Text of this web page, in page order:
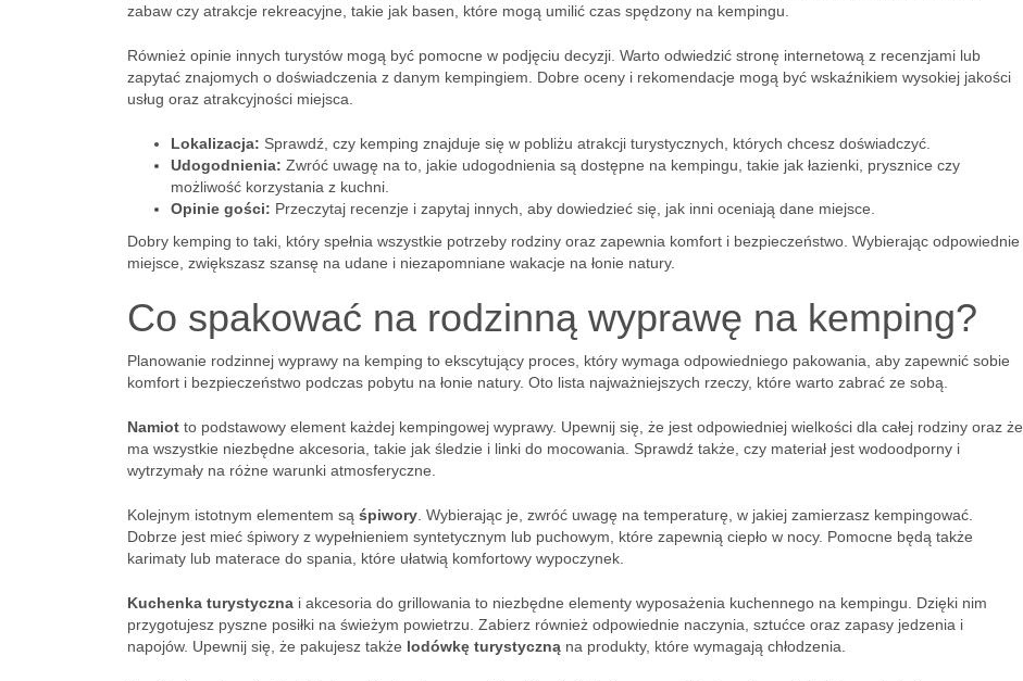
zabaw czy atrakcje rekreacyjne, takie jak basen, które mogą umilić czas spędzony na kempingu.
Również opinie innych turystów mogą być pomocne w podjęciu decyzji. Warto odwiedzić stronę internetową z recenzjami lub
zapytać znajomych o doświadczenia z danym kempingiem. Dobre oceny i rekomendacje mogą być wskaźnikiem wysokiej jakości
usług oraz atrakcyjności miejsca.
Lokalizacja: Sprawdź, czy kemping znajduje się w pobliżu atrakcji turystycznych, których chcesz doświadczyć.
Udogodnienia: Zwróć uwagę na to, jakie udogodnienia są dostępne na kempingu, takie jak łazienki, prysznice czy
możliwość korzystania z kuchni.
Opinie gości: Przeczytaj recenzje i zapytaj innych, aby dowiedzieć się, jak inni oceniają dane miejsce.
Dobry kemping to taki, który spełnia wszystkie potrzeby rodziny oraz zapewnia komfort i bezpieczeństwo. Wybierając odpowiednie
miejsce, zwiększasz szansę na udane i niezapomniane wakacje na łonie natury.
Co spakować na rodzinną wyprawę na kemping?
Planowanie rodzinnej wyprawy na kemping to ekscytujący proces, który wymaga odpowiedniego pakowania, aby zapewnić sobie
komfort i bezpieczeństwo podczas pobytu na łonie natury. Oto lista najważniejszych rzeczy, które warto zabrać ze sobą.
Namiot to podstawowy element każdej kempingowej wyprawy. Upewnij się, że jest odpowiedniej wielkości dla całej rodziny oraz że
ma wszystkie niezbędne akcesoria, takie jak śledzie i linki do mocowania. Sprawdź także, czy materiał jest wodoodporny i
wytrzymały na różne warunki atmosferyczne.
Kolejnym istotnym elementem są śpiwory . Wybierając je, zwróć uwagę na temperaturę, w jakiej zamierzasz kempingować.
Dobrze jest mieć śpiwory z wypełnieniem syntetycznym lub puchowym, które zapewnią ciepło w nocy. Pomocne będą także
karimaty lub materace do spania, które ułatwią komfortowy wypoczynek.
Kuchenka turystyczna i akcesoria do grillowania to niezbędne elementy wyposażenia kuchennego na kempingu. Dzięki nim
przygotujesz pyszne posiłki na świeżym powietrzu. Zabierz również odpowiednie naczynia, sztućce oraz zapasy jedzenia i
napojów. Upewnij się, że pakujesz także lodówkę turystyczną na produkty, które wymagają chłodzenia.